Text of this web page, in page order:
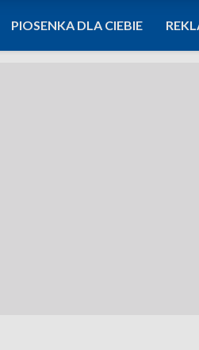
PIOSENKA DLA CIEBIE